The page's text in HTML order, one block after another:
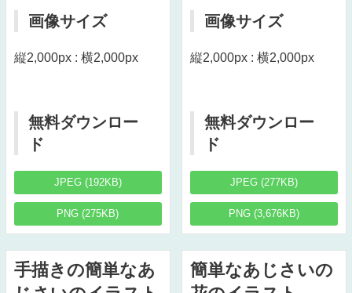
画像サイズ
縦2,000px : 横2,000px
無料ダウンロー
ド
JPEG (192KB)
PNG (275KB)
画像サイズ
縦2,000px : 横2,000px
無料ダウンロー
ド
JPEG (277KB)
PNG (3,676KB)
手描きの簡単なあ
簡単なあじさいの